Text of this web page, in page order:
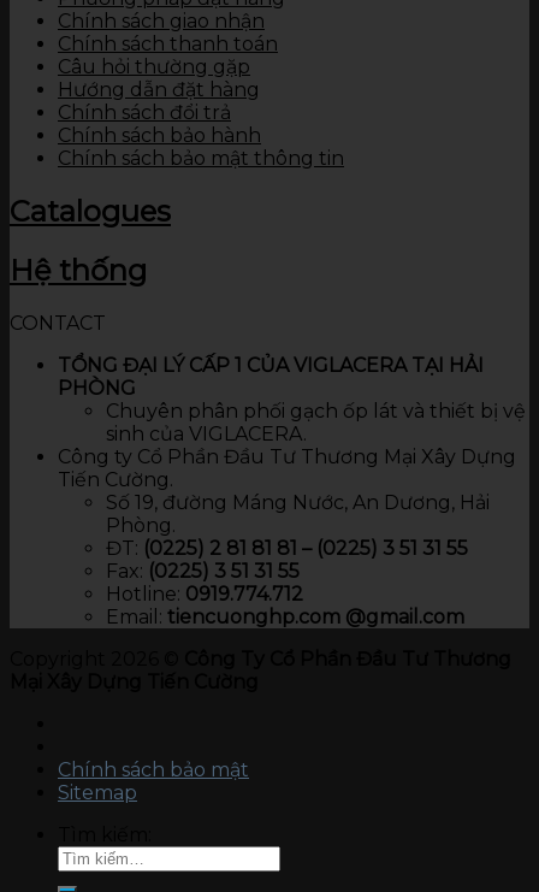
Chính sách giao nhận
Chính sách thanh toán
Câu hỏi thường gặp
Hướng dẫn đặt hàng
Chính sách đổi trả
Chính sách bảo hành
Chính sách bảo mật thông tin
Catalogues
Hệ thống
CONTACT
TỔNG ĐẠI LÝ CẤP 1 CỦA VIGLACERA TẠI HẢI
PHÒNG
Chuyên phân phối gạch ốp lát và thiết bị vệ
sinh của VIGLACERA.
Công ty Cổ Phần Đầu Tư Thương Mại Xây Dựng
Tiến Cường.
Số 19, đường Máng Nước, An Dương, Hải
Phòng.
ĐT: (0225) 2 81 81 81 – (0225) 3 51 31 55
Fax: (0225) 3 51 31 55
Hotline: 0919.774.712​
Email: tiencuonghp.com @gmail.com
Chính sách bảo mật
Sitemap